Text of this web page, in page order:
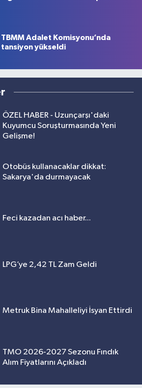
TBMM Adalet Komisyonu’nda
tansiyon yükseldi
ÖZEL HABER - Uzunçarşı'daki
Kuyumcu Soruşturmasında Yeni
Gelişme!
Otobüs kullanacaklar dikkat:
Sakarya'da durmayacak
Feci kazadan acı haber...
LPG’ye 2,42 TL Zam Geldi
Metruk Bina Mahalleliyi İsyan Ettirdi
TMO 2026-2027 Sezonu Fındık
Alım Fiyatlarını Açıkladı